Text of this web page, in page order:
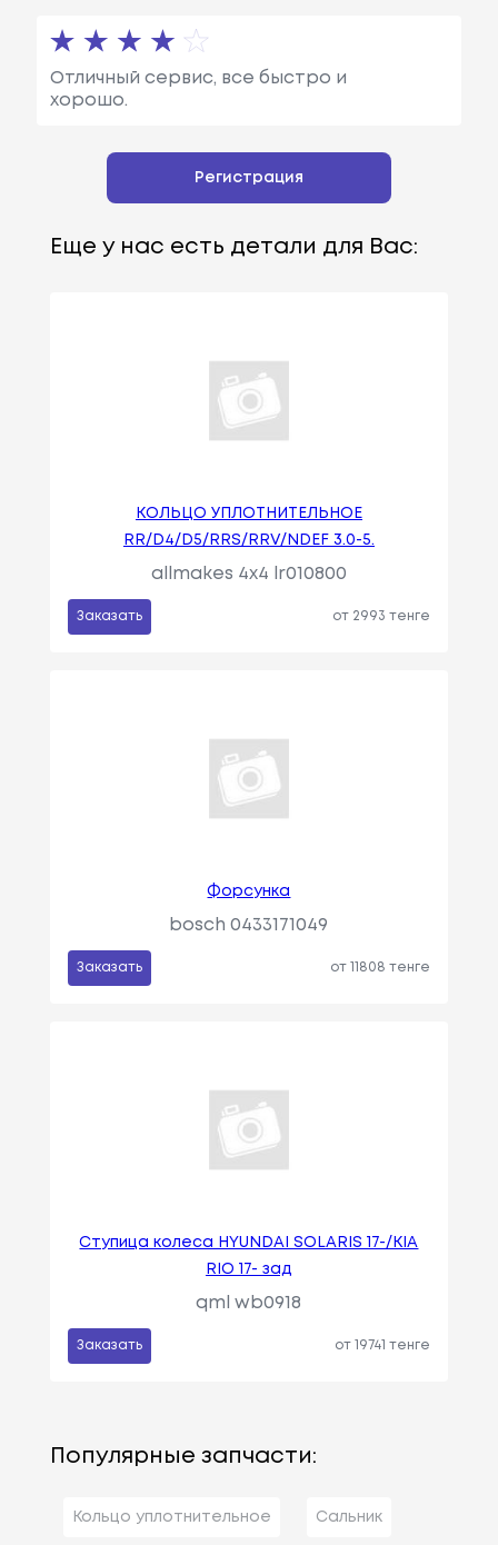
Отличный сервис, все быстро и
хорошо.
Регистрация
Еще у нас есть детали для Вас:
КОЛЬЦО УПЛОТНИТЕЛЬНОЕ
RR/D4/D5/RRS/RRV/NDEF 3.0-5.
allmakes 4x4 lr010800
Заказать от 2993 тенге
Форсунка
bosch 0433171049
Заказать от 11808 тенге
Ступица колеса HYUNDAI SOLARIS 17-/KIA
RIO 17- зад
qml wb0918
Заказать от 19741 тенге
Популярные запчасти:
Кольцо уплотнительное Сальник